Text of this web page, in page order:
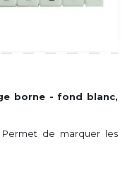
borne - fond blanc,
de marquer les